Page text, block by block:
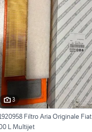
3
Filtro Aria Originale Fiat
L Multijet